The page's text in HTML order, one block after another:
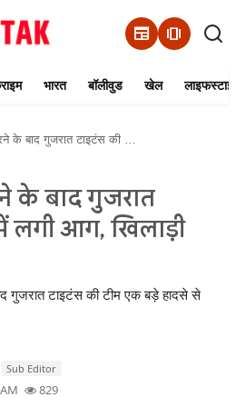
newspaper amp_stories
भारत बॉलीवुड खेल
टाइटंस की बस में लगी आग, खिलाड़ी बाल-बाल बचे
के बाद गुजरात
लगी आग, खिलाड़ी
गुजरात टाइटंस की टीम एक बड़े हादसे से
Verified Public Figure • 11 Jun,
Sub Editor
829